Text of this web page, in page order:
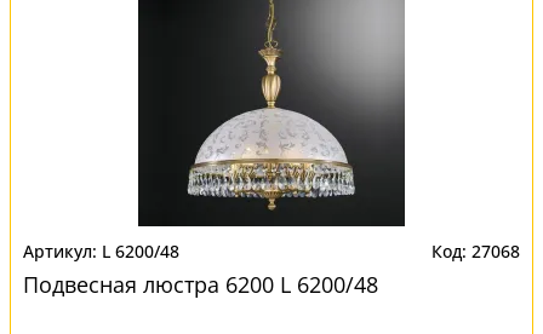
L 6200/48 27068
Подвесная люстра 6200 L 6200/48